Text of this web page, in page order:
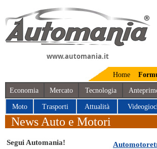
www.automania.it
Home
Economia Mercato Tecnologia
Moto Trasporti Attualità
News Auto e Motori
Segui Automania!